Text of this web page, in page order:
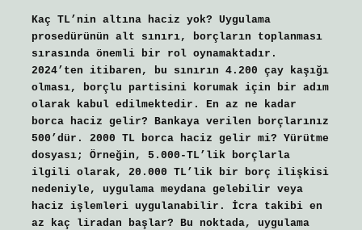
Kaç TL’nin altına haciz yok? Uygulama
prosedürünün alt sınırı, borçların toplanması
sırasında önemli bir rol oynamaktadır.
2024’ten itibaren, bu sınırın 4.200 çay kaşığı
olması, borçlu partisini korumak için bir adım
olarak kabul edilmektedir. En az ne kadar
borca haciz gelir? Bankaya verilen borçlarınız
500’dür. 2000 TL borca haciz gelir mi? Yürütme
dosyası; Örneğin, 5.000-TL’lik borçlarla
ilgili olarak, 20.000 TL’lik bir borç ilişkisi
nedeniyle, uygulama meydana gelebilir veya
haciz işlemleri uygulanabilir. İcra takibi en
az kaç liradan başlar? Bu noktada, uygulama